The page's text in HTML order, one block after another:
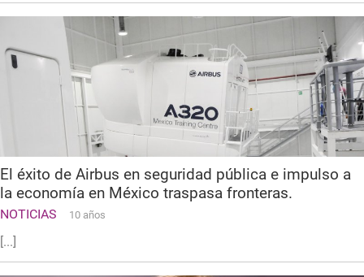
El éxito de Airbus en seguridad pública e impulso a
la economía en México traspasa fronteras.
NOTICIAS 10 años
[...]